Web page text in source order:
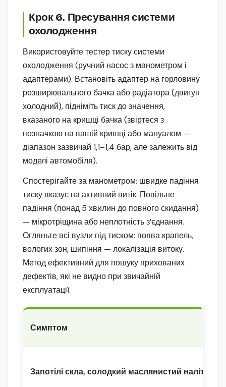
Крок 6. Пресування системи
охолодження
Використовуйте тестер тиску системи
охолодження (ручний насос з манометром і
адаптерами). Встановіть адаптер на горловину
розширювального бачка або радіатора (двигун
холодний), підніміть тиск до значення,
вказаного на кришці бачка (звіртеся з
позначкою на вашій кришці або мануалом —
діапазон зазвичай 1,1–1,4 бар, але залежить від
моделі автомобіля).
Спостерігайте за манометром: швидке падіння
тиску вказує на активний витік. Повільне
падіння (понад 5 хвилин до повного скидання)
— мікротріщина або неплотність з’єднання.
Огляньте всі вузли під тиском: поява крапель,
вологих зон, шипіння — локалізація витоку.
Метод ефективний для пошуку прихованих
дефектів, які не видно при звичайній
експлуатації.
Симптом
Запотілі скла, солодкий маслянистий наліт